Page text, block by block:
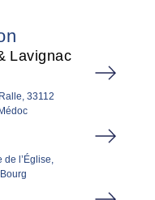
Lavignac
33112
de l’Église,